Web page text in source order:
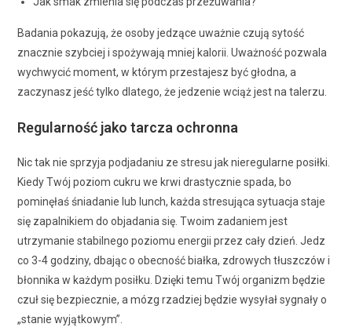
Badania pokazują, że osoby jedzące uważnie czują sytość
znacznie szybciej i spożywają mniej kalorii. Uważność pozwala
wychwycić moment, w którym przestajesz być głodna, a
zaczynasz jeść tylko dlatego, że jedzenie wciąż jest na talerzu.
Regularność jako tarcza ochronna
Nic tak nie sprzyja podjadaniu ze stresu jak nieregularne posiłki.
Kiedy Twój poziom cukru we krwi drastycznie spada, bo
pominęłaś śniadanie lub lunch, każda stresująca sytuacja staje
się zapalnikiem do objadania się. Twoim zadaniem jest
utrzymanie stabilnego poziomu energii przez cały dzień. Jedz
co 3-4 godziny, dbając o obecność białka, zdrowych tłuszczów i
błonnika w każdym posiłku. Dzięki temu Twój organizm będzie
czuł się bezpiecznie, a mózg rzadziej będzie wysyłał sygnały o
„stanie wyjątkowym”.